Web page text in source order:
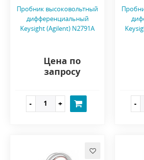
Пробник высоковольтный
дифференциальный
Keysight (Agilent) N2791A
Цена по
запросу